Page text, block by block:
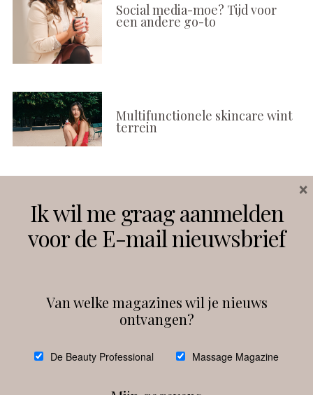
Social media-moe? Tijd voor
een andere go-to
Multifunctionele skincare wint
terrein
Instagram Facebook
debeautyprofessional
Ik wil me graag aanmelden
voor de E-mail nieuwsbrief
Van welke magazines wil je nieuws
ontvangen?
De Beauty Professional Massage Magazine
×